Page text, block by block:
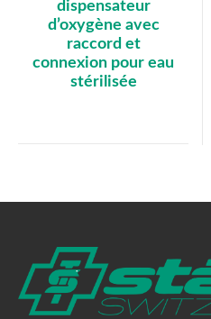
dispensateur
d’oxygène avec
raccord et
connexion pour eau
stérilisée